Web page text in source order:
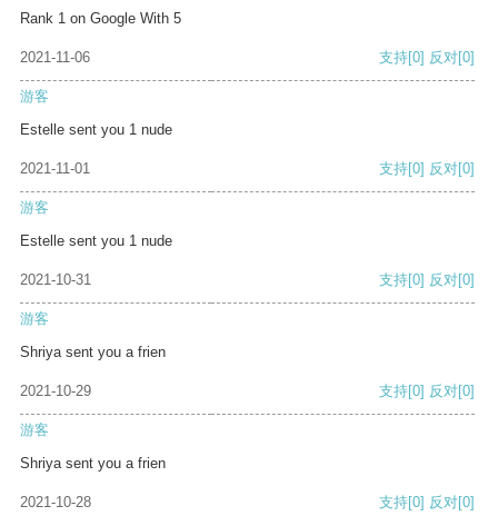
Rank 1 on Google With 5
2021-11-06 支持[0] 反对[0]
游客
Estelle sent you 1 nude
2021-11-01 支持[0] 反对[0]
游客
Estelle sent you 1 nude
2021-10-31 支持[0] 反对[0]
游客
Shriya sent you a frien
2021-10-29 支持[0] 反对[0]
游客
Shriya sent you a frien
2021-10-28 支持[0] 反对[0]